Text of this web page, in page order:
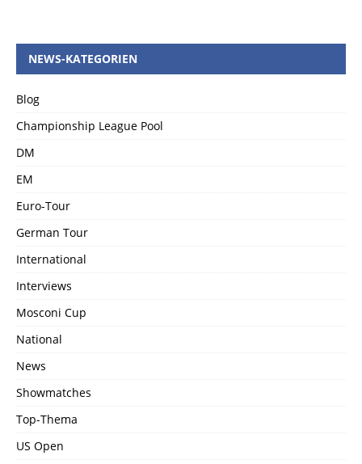
NEWS-KATEGORIEN
Blog
Championship League Pool
DM
EM
Euro-Tour
German Tour
International
Interviews
Mosconi Cup
National
News
Showmatches
Top-Thema
US Open